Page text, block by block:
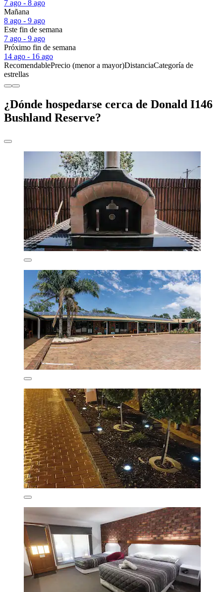
7 ago - 8 ago
Mañana
8 ago - 9 ago
Este fin de semana
7 ago - 9 ago
Próximo fin de semana
14 ago - 16 ago
RecomendablePrecio (menor a mayor)DistanciaCategoría de
estrellas
¿Dónde hospedarse cerca de Donald I146
Bushland Reserve?